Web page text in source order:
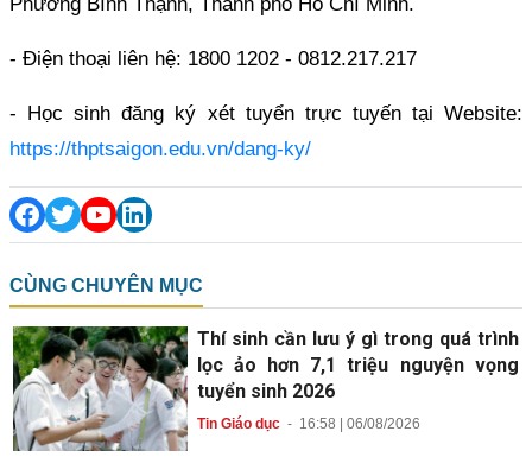
- Điện thoại liên hệ: 1800 1202 - 0812.217.217
- Học sinh đăng ký xét tuyển trực tuyến tại Website:
https://thptsaigon.edu.vn/dang-ky/
CÙNG CHUYÊN MỤC
Thí sinh cần lưu ý gì trong quá trình
lọc ảo hơn 7,1 triệu nguyện vọng
tuyển sinh 2026
Tin Giáo dục- 16:58 | 06/08/2026